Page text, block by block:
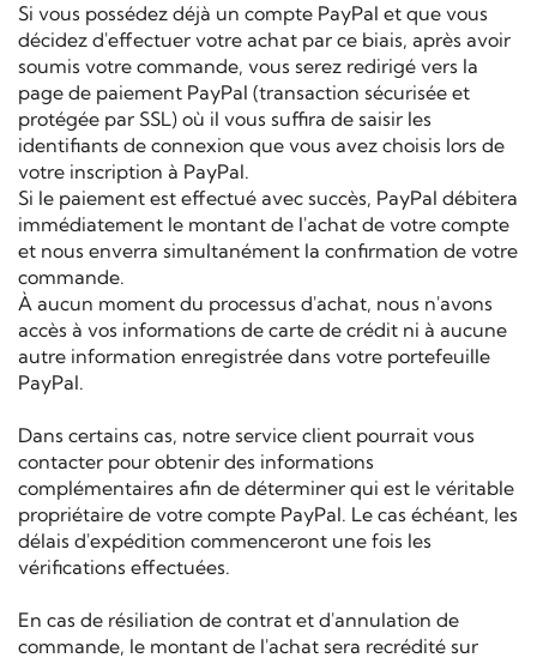
Si vous possédez déjà un compte PayPal et que vous
décidez d'effectuer votre achat par ce biais, après avoir
soumis votre commande, vous serez redirigé vers la
page de paiement PayPal (transaction sécurisée et
protégée par SSL) où il vous suffira de saisir les
identifiants de connexion que vous avez choisis lors de
votre inscription à PayPal.
Si le paiement est effectué avec succès, PayPal débitera
immédiatement le montant de l'achat de votre compte
et nous enverra simultanément la confirmation de votre
commande.
À aucun moment du processus d'achat, nous n'avons
accès à vos informations de carte de crédit ni à aucune
autre information enregistrée dans votre portefeuille
PayPal.
Dans certains cas, notre service client pourrait vous
contacter pour obtenir des informations
complémentaires afin de déterminer qui est le véritable
propriétaire de votre compte PayPal. Le cas échéant, les
délais d'expédition commenceront une fois les
vérifications effectuées.
En cas de résiliation de contrat et d'annulation de
commande, le montant de l'achat sera recrédité sur